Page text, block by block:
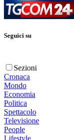
Seguici su
Sezioni
Cronaca
Mondo
Economia
Politica
Spettacolo
Televisione
People
Lifestyle